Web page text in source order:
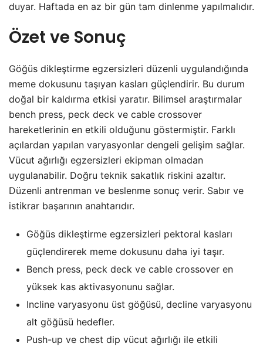
duyar. Haftada en az bir gün tam dinlenme yapılmalıdır.
Özet ve Sonuç
Göğüs dikleştirme egzersizleri düzenli uygulandığında
meme dokusunu taşıyan kasları güçlendirir. Bu durum
doğal bir kaldırma etkisi yaratır. Bilimsel araştırmalar
bench press, peck deck ve cable crossover
hareketlerinin en etkili olduğunu göstermiştir. Farklı
açılardan yapılan varyasyonlar dengeli gelişim sağlar.
Vücut ağırlığı egzersizleri ekipman olmadan
uygulanabilir. Doğru teknik sakatlık riskini azaltır.
Düzenli antrenman ve beslenme sonuç verir. Sabır ve
istikrar başarının anahtarıdır.
Göğüs dikleştirme egzersizleri pektoral kasları
güçlendirerek meme dokusunu daha iyi taşır.
Bench press, peck deck ve cable crossover en
yüksek kas aktivasyonunu sağlar.
Incline varyasyonu üst göğüsü, decline varyasyonu
alt göğüsü hedefler.
Push-up ve chest dip vücut ağırlığı ile etkili